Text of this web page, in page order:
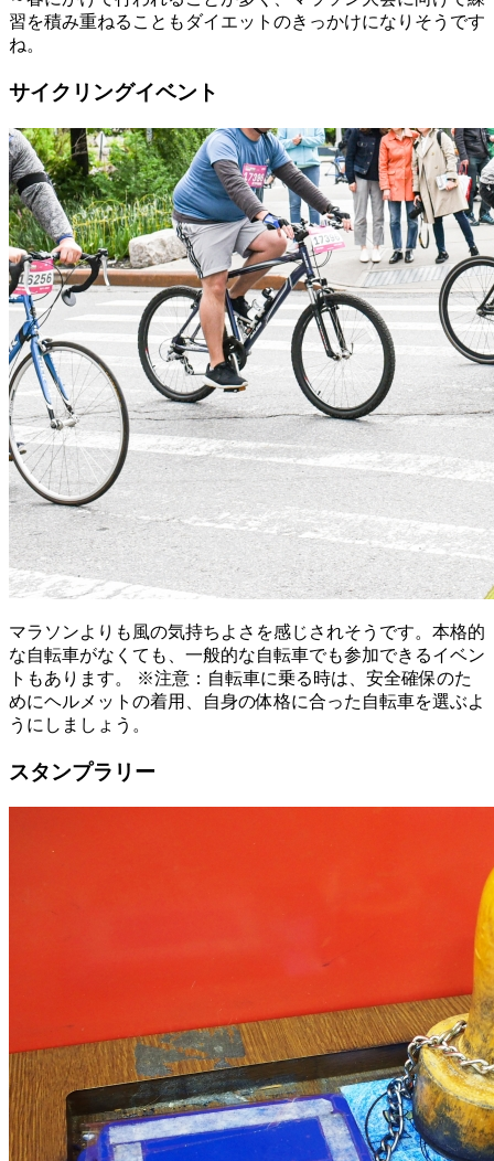
習を積み重ねることもダイエットのきっかけになりそうです
ね。
サイクリングイベント
マラソンよりも風の気持ちよさを感じされそうです。本格的
な自転車がなくても、一般的な自転車でも参加できるイベン
トもあります。 ※注意：自転車に乗る時は、安全確保のた
めにヘルメットの着用、自身の体格に合った自転車を選ぶよ
うにしましょう。
スタンプラリー